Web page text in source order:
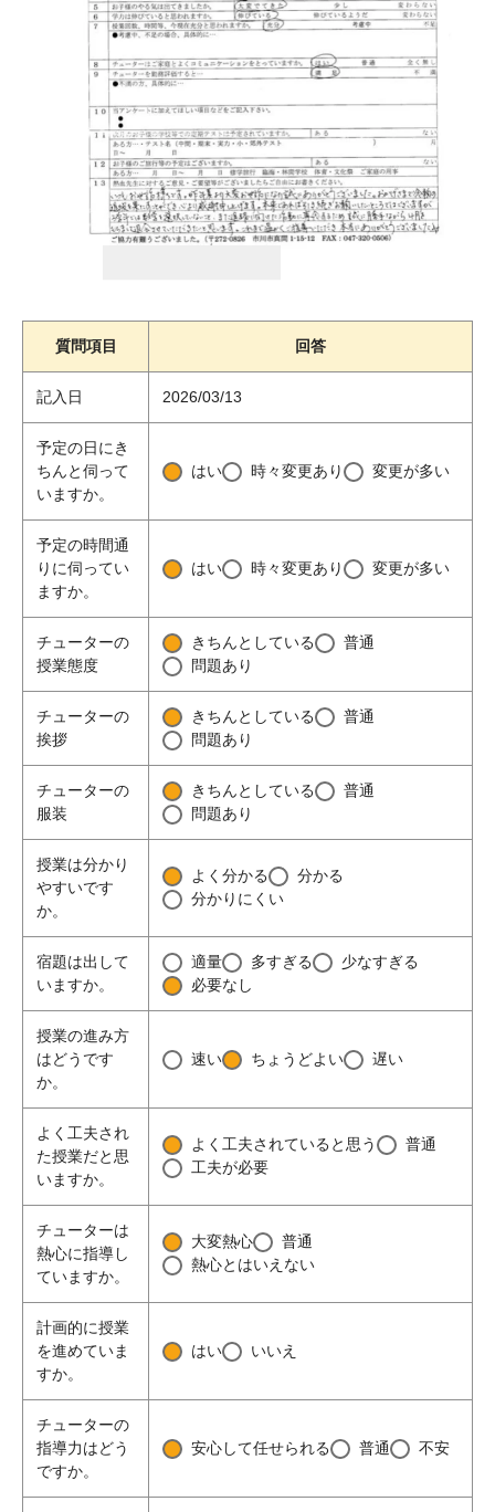
質問項目 回答
記入日 2026/03/13
予定の日にき
ちんと伺って
いますか。
はい 時々変更あり 変更が多い
予定の時間通
りに伺ってい
ますか。
はい 時々変更あり 変更が多い
チューターの
授業態度
きちんとしている
普通
問題あり
チューターの
挨拶
きちんとしている
普通
問題あり
チューターの
服装
きちんとしている
普通
問題あり
授業は分かり
やすいです
か。
よく分かる
分かる
分かりにくい
宿題は出して
いますか。
適量 多すぎる
少なすぎる
必要なし
授業の進み方
はどうです
か。
速い ちょうどよい 遅い
よく工夫され
た授業だと思
いますか。
よく工夫されていると思う
普通
工夫が必要
チューターは
熱心に指導し
ていますか。
大変熱心
普通
熱心とはいえない
計画的に授業
を進めていま
すか。
はい いいえ
チューターの
指導力はどう
ですか。
安心して任せられる 普通 不安